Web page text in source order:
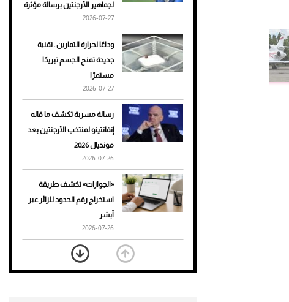
هوى الأبطال
أفضل تدريج للشعر الطويل
لإطلالة جريئة وعصرية
للرجال
لجماهير الأرجنتين برسالة مؤثرة
2026-07-27
وداعًا لحرارة التمارين.. تقنية
جديدة تمنح الجسم تبريدًا
مستمرًا
2026-07-27
رسالة مسربة تكشف ما قاله
إنفانتينو لمنتخب الأرجنتين بعد
مونديال 2026
2026-07-26
«الجوازات» تكشف طريقة
استخراج رقم الحدود للزائر عبر
أبشر
2026-07-26
بعد 7 أشهر من تعرضه لحادث
مروع.. جوشوا يفوز على برينغا